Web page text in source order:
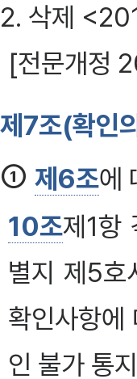
2. 삭제
[전문개정
제7조(확인
① 제6조에
10조제1항
별지 제5호
확인사항에
인 불가 통